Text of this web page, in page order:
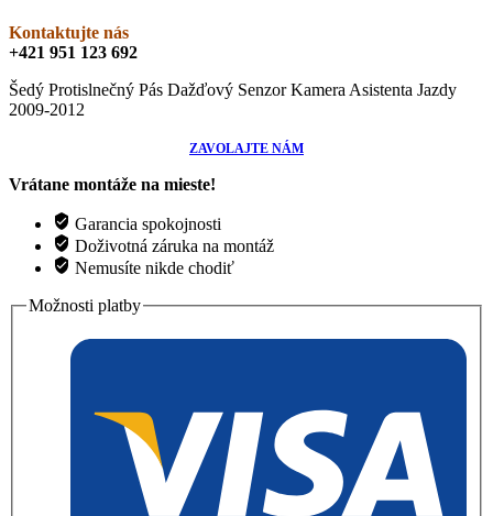
Kontaktujte nás
+421 951 123 692
Šedý Protislnečný Pás Dažďový Senzor Kamera Asistenta Jazdy
2009-2012
ZAVOLAJTE NÁM
Vrátane montáže na mieste!
Garancia spokojnosti
Doživotná záruka na montáž
Nemusíte nikde chodiť
Možnosti platby